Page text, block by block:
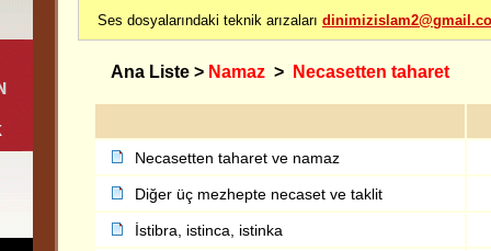
Ses dosyalarındaki teknik arızaları
Ana Liste > Namaz > Necasetten taharet
Necasetten taharet ve namaz
Diğer üç mezhepte necaset ve taklit
İstibra, istinca, istinka